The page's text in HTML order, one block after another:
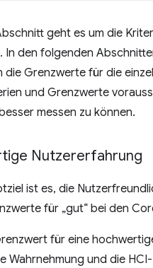
geht es um die
In den folgenden
die Grenzwerte für die
und Grenzwerte
messen zu können.
Nutzererfahrung
ist es, die
für „gut“ bei den
für eine
Wahrnehmung und die